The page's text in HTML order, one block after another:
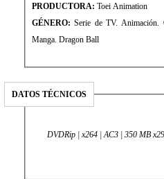
PRODUCTORA: Toei Animation
GÉNERO: Serie de TV. Animación.
Manga. Dragon Ball
DATOS TÉCNICOS
DVDRip | x264 | AC3 | 350 MB